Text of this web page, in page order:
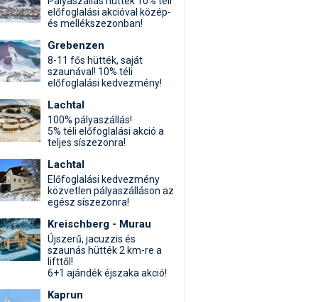
előfoglalási akcióval közép-
és mellékszezonban!
Grebenzen
8-11 fős hütték, saját
szaunával! 10% téli
előfoglalási kedvezmény!
Lachtal
100% pályaszállás!
5% téli előfoglalási akció a
teljes síszezonra!
Lachtal
Előfoglalási kedvezmény
közvetlen pályaszálláson az
egész síszezonra!
Kreischberg - Murau
Újszerű, jacuzzis és
szaunás hütték 2 km-re a
lifttől!
6+1 ajándék éjszaka akció!
Kaprun